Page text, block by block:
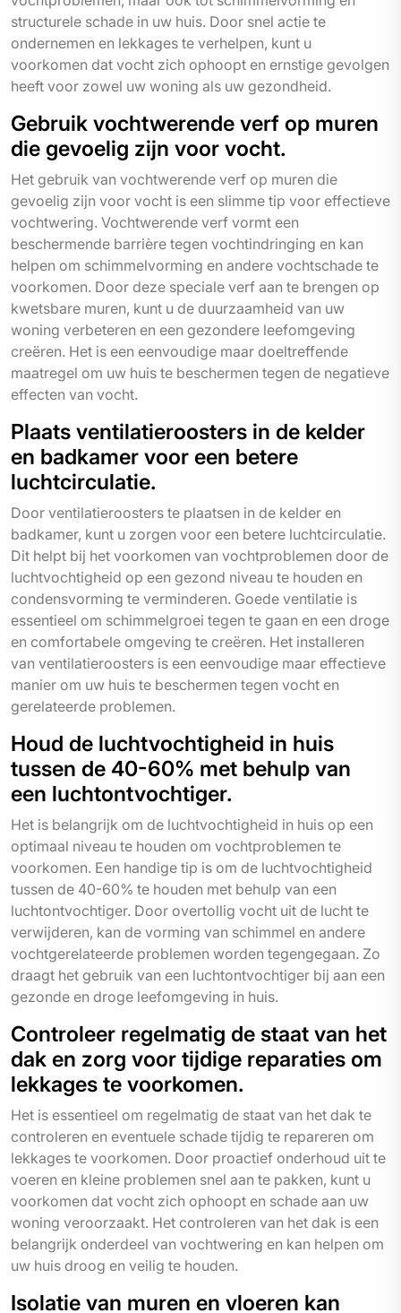
structurele schade in uw huis. Door snel actie te
ondernemen en lekkages te verhelpen, kunt u
voorkomen dat vocht zich ophoopt en ernstige gevolgen
heeft voor zowel uw woning als uw gezondheid.
Gebruik vochtwerende verf op muren
die gevoelig zijn voor vocht.
Het gebruik van vochtwerende verf op muren die
gevoelig zijn voor vocht is een slimme tip voor effectieve
vochtwering. Vochtwerende verf vormt een
beschermende barrière tegen vochtindringing en kan
helpen om schimmelvorming en andere vochtschade te
voorkomen. Door deze speciale verf aan te brengen op
kwetsbare muren, kunt u de duurzaamheid van uw
woning verbeteren en een gezondere leefomgeving
creëren. Het is een eenvoudige maar doeltreffende
maatregel om uw huis te beschermen tegen de negatieve
effecten van vocht.
Plaats ventilatieroosters in de kelder
en badkamer voor een betere
luchtcirculatie.
Door ventilatieroosters te plaatsen in de kelder en
badkamer, kunt u zorgen voor een betere luchtcirculatie.
Dit helpt bij het voorkomen van vochtproblemen door de
luchtvochtigheid op een gezond niveau te houden en
condensvorming te verminderen. Goede ventilatie is
essentieel om schimmelgroei tegen te gaan en een droge
en comfortabele omgeving te creëren. Het installeren
van ventilatieroosters is een eenvoudige maar effectieve
manier om uw huis te beschermen tegen vocht en
gerelateerde problemen.
Houd de luchtvochtigheid in huis
tussen de 40-60% met behulp van
een luchtontvochtiger.
Het is belangrijk om de luchtvochtigheid in huis op een
optimaal niveau te houden om vochtproblemen te
voorkomen. Een handige tip is om de luchtvochtigheid
tussen de 40-60% te houden met behulp van een
luchtontvochtiger. Door overtollig vocht uit de lucht te
verwijderen, kan de vorming van schimmel en andere
vochtgerelateerde problemen worden tegengegaan. Zo
draagt het gebruik van een luchtontvochtiger bij aan een
gezonde en droge leefomgeving in huis.
Controleer regelmatig de staat van het
dak en zorg voor tijdige reparaties om
lekkages te voorkomen.
Het is essentieel om regelmatig de staat van het dak te
controleren en eventuele schade tijdig te repareren om
lekkages te voorkomen. Door proactief onderhoud uit te
voeren en kleine problemen snel aan te pakken, kunt u
voorkomen dat vocht zich ophoopt en schade aan uw
woning veroorzaakt. Het controleren van het dak is een
belangrijk onderdeel van vochtwering en kan helpen om
uw huis droog en veilig te houden.
Isolatie van muren en vloeren kan